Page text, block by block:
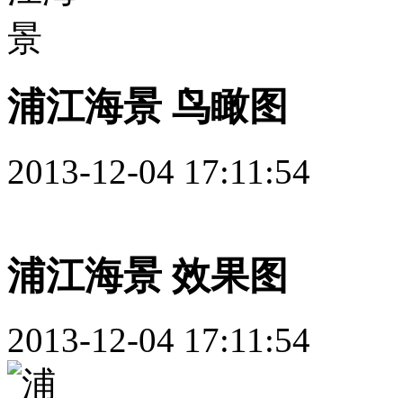
浦江海景 鸟瞰图
2013-12-04 17:11:54
浦江海景 效果图
2013-12-04 17:11:54